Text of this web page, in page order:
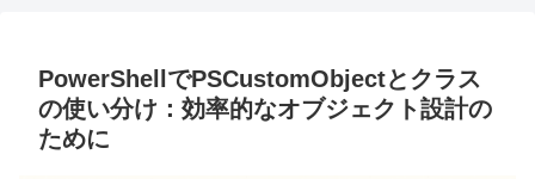
PowerShellでPSCustomObjectとクラス
の使い分け：効率的なオブジェクト設計の
ために